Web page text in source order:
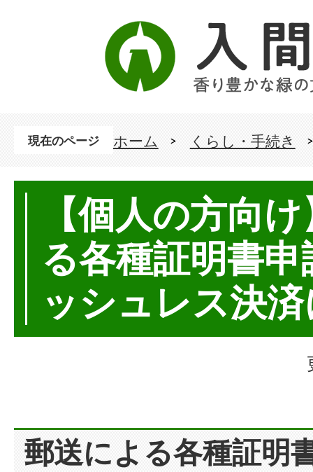
現在のページ ホーム くらし・手続き
【個人の方向
る各種証明書
ッシュレス決
郵送による各種証明